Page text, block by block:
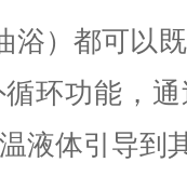
浴）都可以
环功能，
液体引导到